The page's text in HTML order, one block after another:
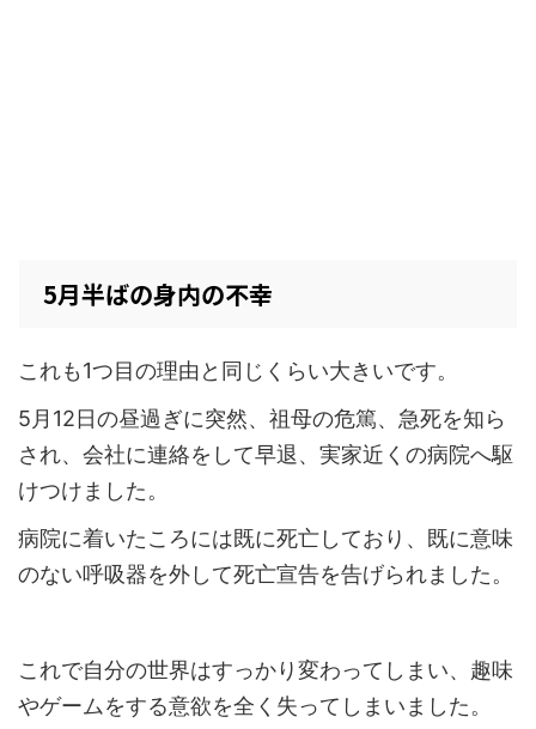
5月半ばの身内の不幸
これも1つ目の理由と同じくらい大きいです。
5月12日の昼過ぎに突然、祖母の危篤、急死を知ら
され、会社に連絡をして早退、実家近くの病院へ駆
けつけました。
病院に着いたころには既に死亡しており、既に意味
のない呼吸器を外して死亡宣告を告げられました。
これで自分の世界はすっかり変わってしまい、趣味
やゲームをする意欲を全く失ってしまいました。